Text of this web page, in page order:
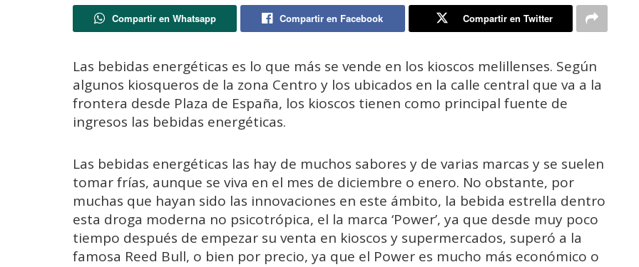
Compartir en Whatsapp Compartir en Facebook Compartir en Twitter
Las bebidas energéticas es lo que más se vende en los kioscos melillenses. Según
algunos kiosqueros de la zona Centro y los ubicados en la calle central que va a la
frontera desde Plaza de España, los kioscos tienen como principal fuente de
ingresos las bebidas energéticas.
Las bebidas energéticas las hay de muchos sabores y de varias marcas y se suelen
tomar frías, aunque se viva en el mes de diciembre o enero. No obstante, por
muchas que hayan sido las innovaciones en este ámbito, la bebida estrella dentro
esta droga moderna no psicotrópica, el la marca ‘Power’, ya que desde muy poco
tiempo después de empezar su venta en kioscos y supermercados, superó a la
famosa Reed Bull, o bien por precio, ya que el Power es mucho más económico o